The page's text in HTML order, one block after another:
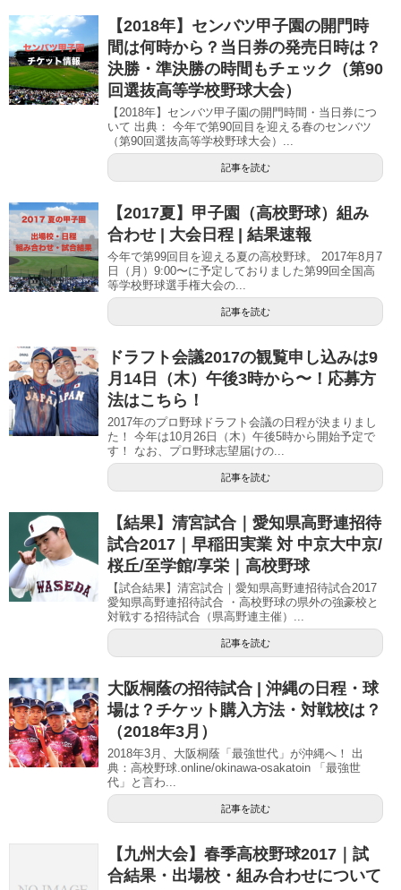
【2018年】センバツ甲子園の開門時
間は何時から？当日券の発売日時は？
決勝・準決勝の時間もチェック（第90
回選抜高等学校野球大会）
【2018年】センバツ甲子園の開門時間・当日券につ
いて 出典： 今年で第90回目を迎える春のセンバツ
（第90回選抜高等学校野球大会）...
記事を読む
【2017夏】甲子園（高校野球）組み
合わせ | 大会日程 | 結果速報
今年で第99回目を迎える夏の高校野球。 2017年8月7
日（月）9:00〜に予定しておりました第99回全国高
等学校野球選手権大会の...
記事を読む
ドラフト会議2017の観覧申し込みは9
月14日（木）午後3時から〜！応募方
法はこちら！
2017年のプロ野球ドラフト会議の日程が決まりまし
た！ 今年は10月26日（木）午後5時から開始予定で
す！ なお、プロ野球志望届けの...
記事を読む
【結果】清宮試合｜愛知県高野連招待
試合2017｜早稲田実業 対 中京大中京/
桜丘/至学館/享栄｜高校野球
【試合結果】清宮試合｜愛知県高野連招待試合2017
愛知県高野連招待試合 ・高校野球の県外の強豪校と
対戦する招待試合（県高野連主催）...
記事を読む
大阪桐蔭の招待試合 | 沖縄の日程・球
場は？チケット購入方法・対戦校は？
（2018年3月）
2018年3月、大阪桐蔭「最強世代」が沖縄へ！ 出
典：高校野球.online/okinawa-osakatoin 「最強世
代」と言わ...
記事を読む
【九州大会】春季高校野球2017｜試
合結果・出場校・組み合わせについて